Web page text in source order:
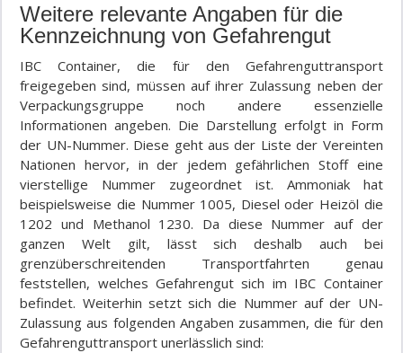
Weitere relevante Angaben für die
Kennzeichnung von Gefahrengut
IBC Container, die für den Gefahrenguttransport
freigegeben sind, müssen auf ihrer Zulassung neben der
Verpackungsgruppe noch andere essenzielle
Informationen angeben. Die Darstellung erfolgt in Form
der UN-Nummer. Diese geht aus der Liste der Vereinten
Nationen hervor, in der jedem gefährlichen Stoff eine
vierstellige Nummer zugeordnet ist. Ammoniak hat
beispielsweise die Nummer 1005, Diesel oder Heizöl die
1202 und Methanol 1230. Da diese Nummer auf der
ganzen Welt gilt, lässt sich deshalb auch bei
grenzüberschreitenden Transportfahrten genau
feststellen, welches Gefahrengut sich im IBC Container
befindet. Weiterhin setzt sich die Nummer auf der UN-
Zulassung aus folgenden Angaben zusammen, die für den
Gefahrenguttransport unerlässlich sind: